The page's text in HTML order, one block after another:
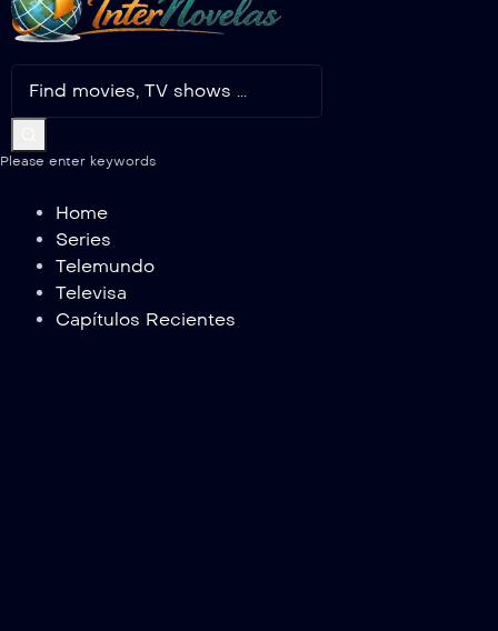
Please enter keywords
Home
Series
Telemundo
Televisa
Capítulos Recientes